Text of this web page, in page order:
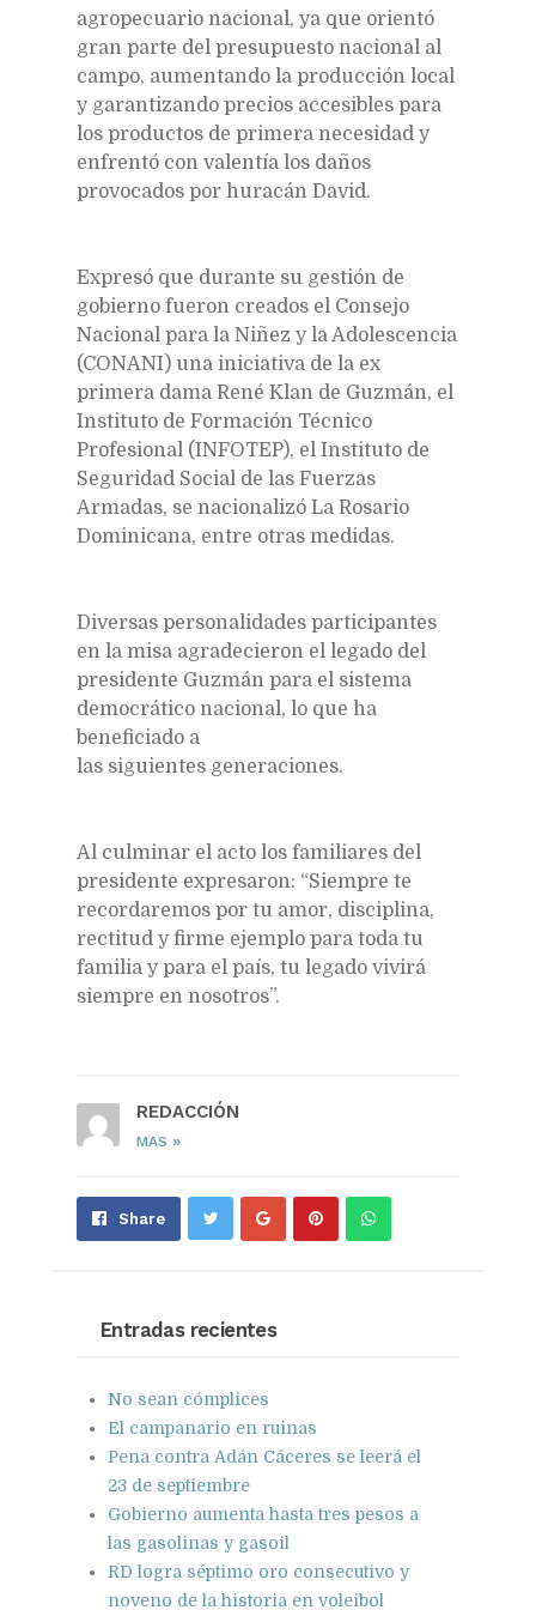
agropecuario nacional, ya que orientó
gran parte del presupuesto nacional al
campo, aumentando la producción local
y garantizando precios accesibles para
los productos de primera necesidad y
enfrentó con valentía los daños
provocados por huracán David.
Expresó que durante su gestión de
gobierno fueron creados el Consejo
Nacional para la Niñez y la Adolescencia
(CONANI) una iniciativa de la ex
primera dama René Klan de Guzmán, el
Instituto de Formación Técnico
Profesional (INFOTEP), el Instituto de
Seguridad Social de las Fuerzas
Armadas, se nacionalizó La Rosario
Dominicana, entre otras medidas.
Diversas personalidades participantes
en la misa agradecieron el legado del
presidente Guzmán para el sistema
democrático nacional, lo que ha
beneficiado a
las siguientes generaciones.
Al culminar el acto los familiares del
presidente expresaron: “Siempre te
recordaremos por tu amor, disciplina,
rectitud y firme ejemplo para toda tu
familia y para el país, tu legado vivirá
siempre en nosotros”.
REDACCIÓN
MAS »
Share Share Pin Send
Entradas recientes
No sean cómplices
El campanario en ruinas
Pena contra Adán Cáceres se leerá el
23 de septiembre
Gobierno aumenta hasta tres pesos a
las gasolinas y gasoil
RD logra séptimo oro consecutivo y
noveno de la historia en voleibol